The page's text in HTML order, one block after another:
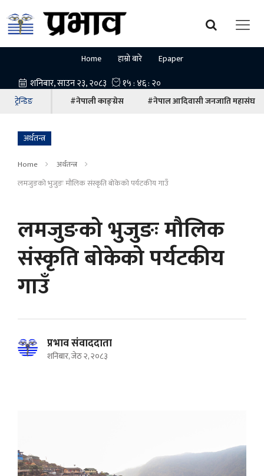
Home हाम्रो बारे Epaper
ट्रेन्डिङ #नेपाली काङ्ग्रेस #नेपाल आदिवासी जनजाति महासंघ
अर्थतन्त्र
Home
अर्थतन्त्र
लमजुङको भुजुङः मौलिक संस्कृति बोकेको पर्यटकीय गाउँ
लमजुङको भुजुङः मौलिक
संस्कृति बोकेको पर्यटकीय
गाउँ
प्रभाव संवाददाता
शनिबार, जेठ २, २०८३